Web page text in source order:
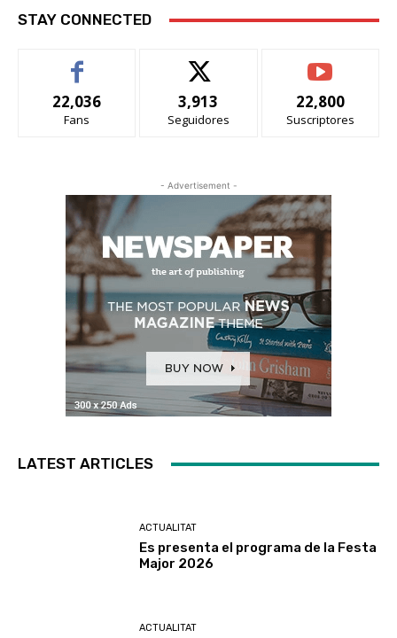
STAY CONNECTED
22,036
Fans
3,913
Seguidores
22,800
Suscriptores
- Advertisement -
LATEST ARTICLES
ACTUALITAT
Es presenta el programa de la Festa
Major 2026
ACTUALITAT